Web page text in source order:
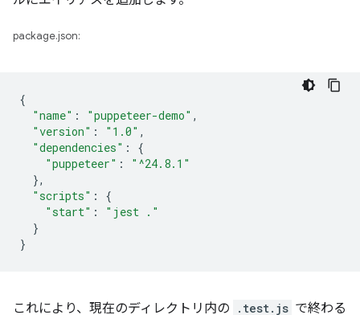
package.json:
{
"name" : "puppeteer-demo" ,
"version" : "1.0" ,
"dependencies" :
{
"puppeteer" :
"^24.8.1"
},
"scripts" :
{
"start" :
"jest ."
}
}
これにより、現在のディレクトリ内の .test.js で終わる